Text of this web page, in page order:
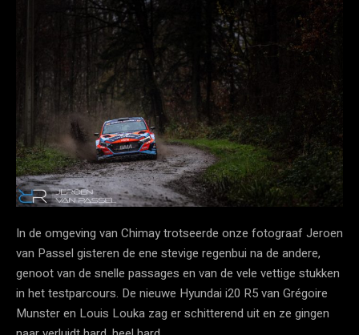
In de omgeving van Chimay trotseerde onze fotograaf Jeroen
van Passel gisteren de ene stevige regenbui na de andere,
genoot van de snelle passages en van de vele vettige stukken
in het testparcours. De nieuwe Hyundai i20 R5 van Grégoire
Munster en Louis Louka zag er schitterend uit en ze gingen